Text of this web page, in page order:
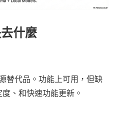
什麼
替代品。功能上可用，但缺
、和快速功能更新。